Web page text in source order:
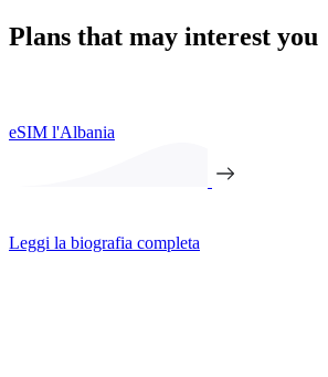
Plans that may interest you
eSIM l'Albania
Leggi la biografia completa